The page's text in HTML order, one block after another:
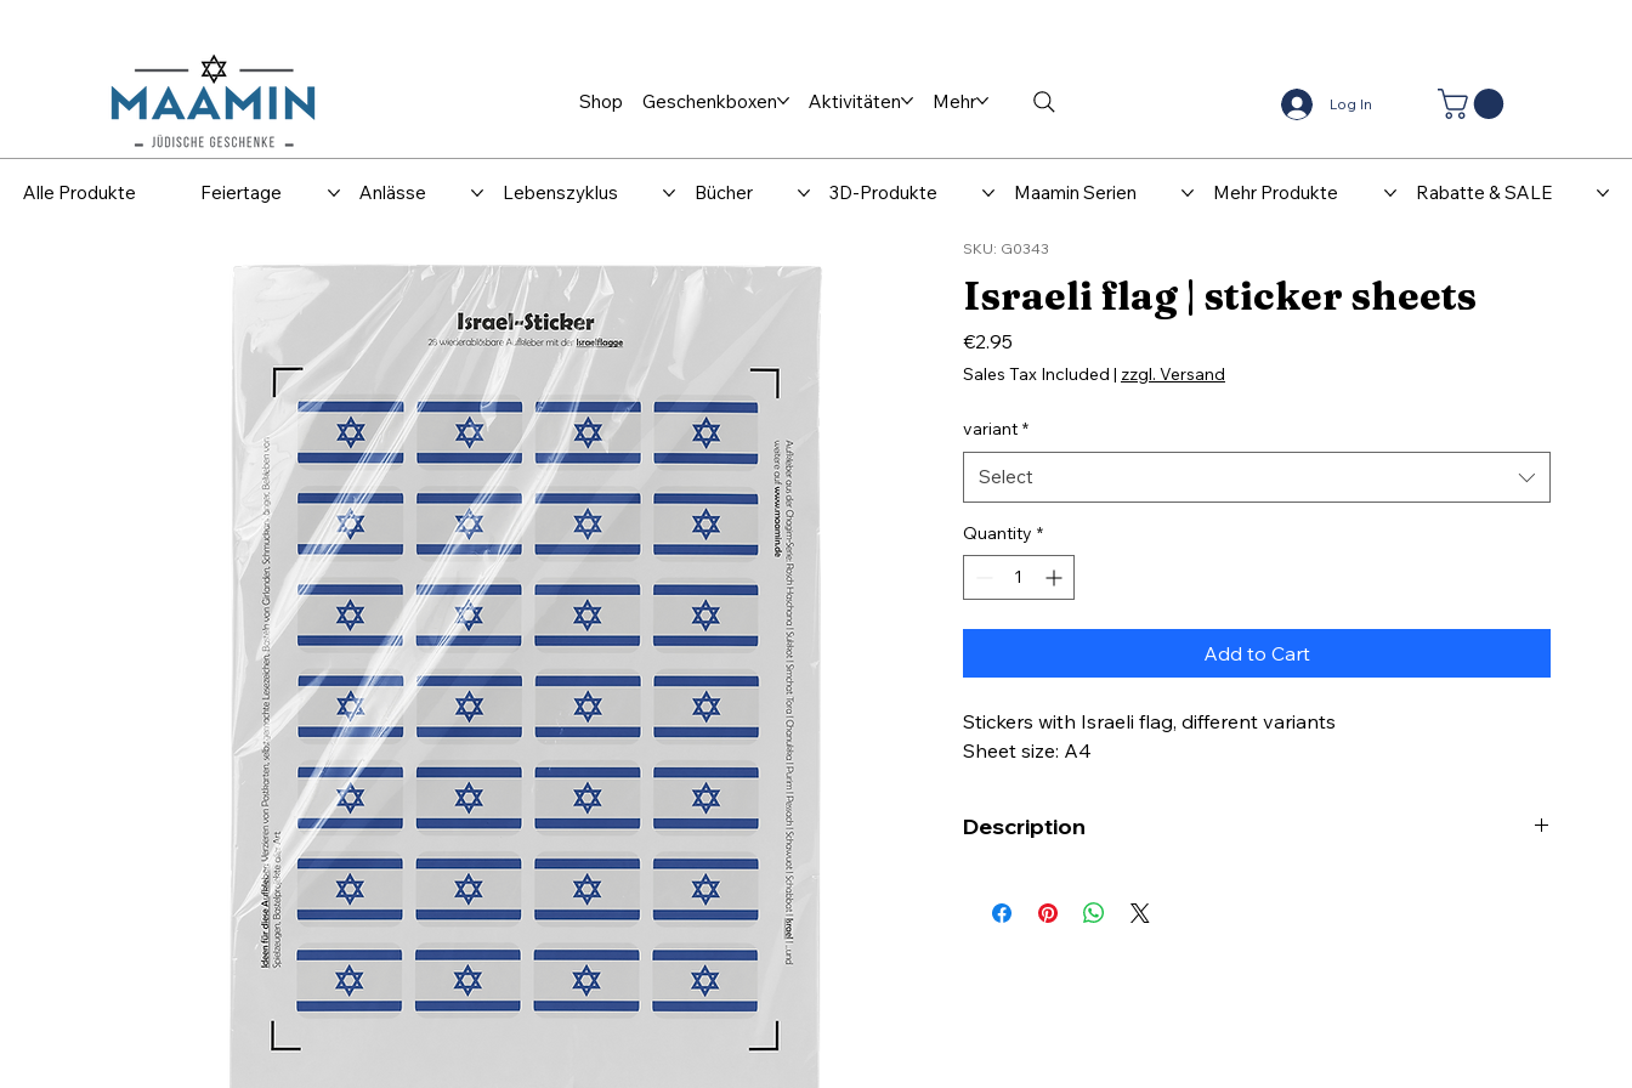
Shop Geschenkboxen Aktivitäten Mehr Log In
Alle Produkte Feiertage Anlässe Lebenszyklus Bücher 3D-Produkte Maamin Serien Mehr Produkte Rabatte & SALE
SKU: G0343
Israeli flag | sticker sheets
€2.95Price
Sales Tax Included | zzgl. Versand
variant *
Select
Quantity *
Add to Cart
Stickers with Israeli flag, different variants
Sheet size: A4
Description
all kinds.